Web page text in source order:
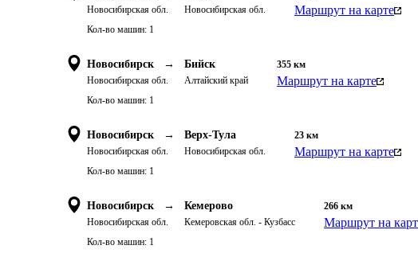
Новосибирская обл. Новосибирская обл. Маршрут на карте
Кол-во машин: 1
Новосибирск →
Новосибирская обл.
Бийск
Алтайский край
355 км
Маршрут на карте
Кол-во машин: 1
Новосибирск →
Новосибирская обл.
Верх-Тула
Новосибирская обл.
23 км
Маршрут на карте
Кол-во машин: 1
Новосибирск →
Новосибирская обл.
Кемерово
Кемеровская обл. - Кузбасс
266 км
Маршрут на
Кол-во машин: 1